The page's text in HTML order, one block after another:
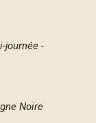
journée -
Noire